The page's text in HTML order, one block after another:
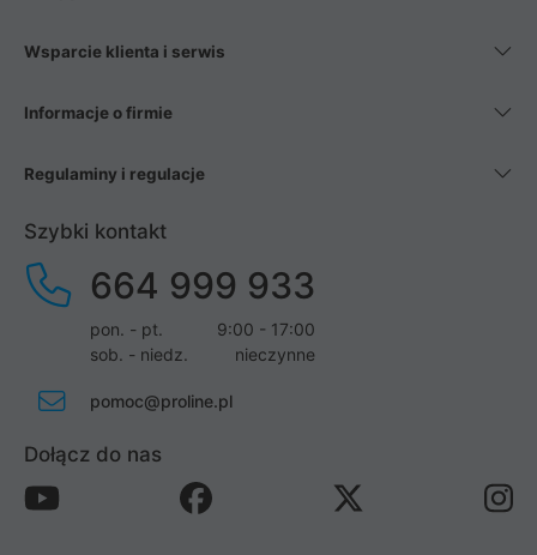
Wsparcie klienta i serwis
Informacje o firmie
Regulaminy i regulacje
Szybki kontakt
664 999 933
pon. - pt.
9:00 - 17:00
sob. - niedz.
nieczynne
pomoc@proline.pl
Dołącz do nas